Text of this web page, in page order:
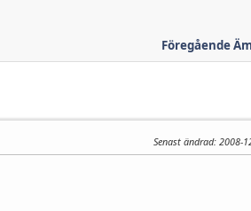
Föregående
Senast ändrad: 2008-